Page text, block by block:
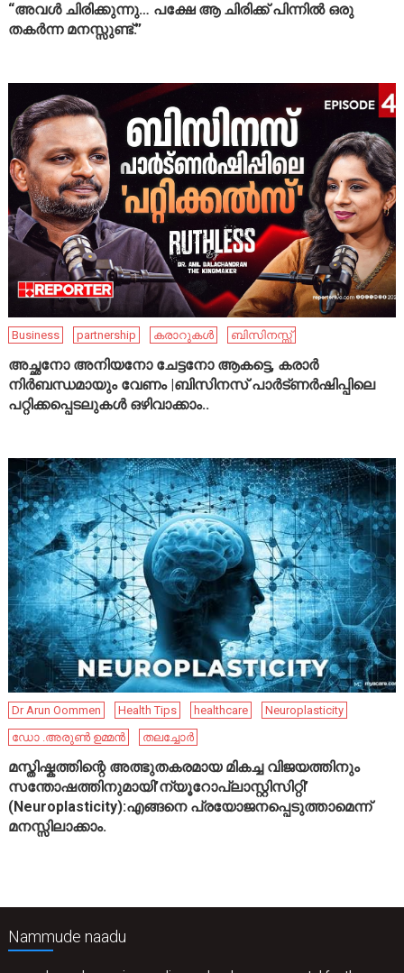
“അവൾ ചിരിക്കുന്നു… പക്ഷേ ആ ചിരിക്ക് പിന്നിൽ ഒരു
തകർന്ന മനസ്സുണ്ട്.”
Business partnership കരാറുകൾ ബിസിനസ്സ്
അച്ഛനോ അനിയനോ ചേട്ടനോ ആകട്ടെ, കരാർ
നിർബന്ധമായും വേണം |ബിസിനസ് പാർട്ണർഷിപ്പിലെ
പറ്റിക്കപ്പെടലുകൾ ഒഴിവാക്കാം..
Dr Arun Oommen Health Tips healthcare
Neuroplasticity
ഡോ .അരുൺ ഉമ്മൻ
തലച്ചോർ
മസ്തിഷ്കത്തിന്റെ അത്ഭുതകരമായ മികച്ച വിജയത്തിനും
സന്തോഷത്തിനുമായി’ന്യൂറോപ്ലാസ്റ്റിസിറ്റി’
(Neuroplasticity):എങ്ങനെ പ്രയോജനപ്പെടുത്താമെന്ന്
മനസ്സിലാക്കാം.
Nammude naadu